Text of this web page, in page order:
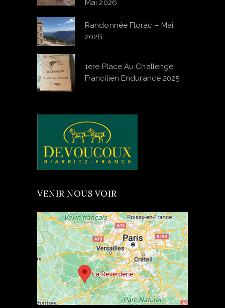
Mai 2026
Randonnée Florac – Mai
2026
1ère Place Au Challenge
Francilien Endurance 2025
VENIR NOUS VOIR